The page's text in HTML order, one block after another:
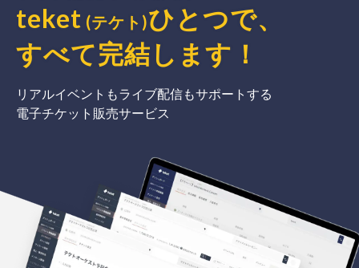
teket (テケト)ひとつで、
すべて完結 します ！
リアルイベントもライブ配信もサポートする
電子チケット販売サービス